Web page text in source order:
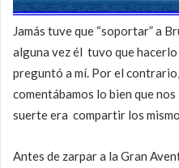
Jamás tuve que “soportar” a
alguna vez él tuvo que
preguntó a mí. Por el
comentábamos lo bien que
suerte era compartir los
Antes de zarpar a la Gran